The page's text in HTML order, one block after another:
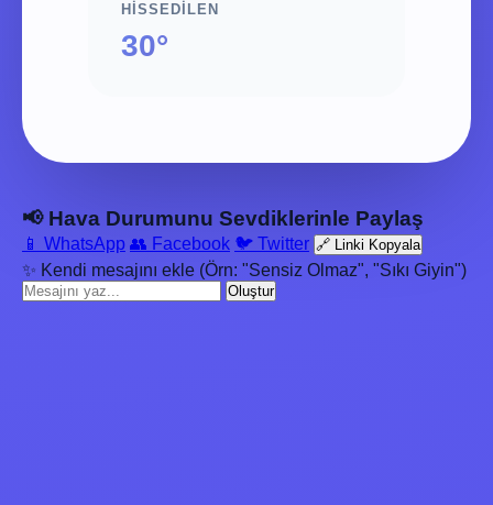
HISSEDILEN
30°
📢 Hava Durumunu Sevdiklerinle Paylaş
📱 WhatsApp 👥 Facebook 🐦 Twitter 🔗 Linki Kopyala
✨ Kendi mesajını ekle (Örn: "Sensiz Olmaz", "Sıkı Giyin")
Oluştur